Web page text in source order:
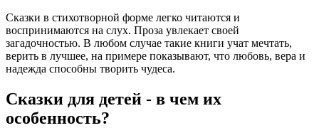
Сказки в стихотворной форме легко читаются и
воспринимаются на слух. Проза увлекает своей
загадочностью. В любом случае такие книги учат мечтать,
верить в лучшее, на примере показывают, что любовь, вера и
надежда способны творить чудеса.
Сказки для детей - в чем их
особенность?